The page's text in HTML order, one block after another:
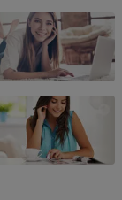
Funktionale